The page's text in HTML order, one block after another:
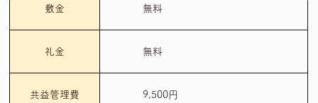
敷金 無料
礼金 無料
共益管理費 9,500円